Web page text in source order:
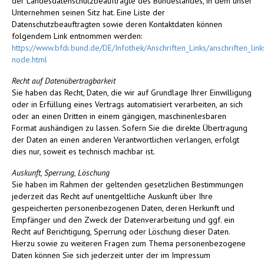
Unternehmen seinen Sitz hat. Eine Liste der
Datenschutzbeauftragten sowie deren Kontaktdaten können
folgendem Link entnommen werden:
https://www.bfdi.bund.de/DE/Infothek/Anschriften_Links/
node.html
Recht auf Datenübertragbarkeit
Sie haben das Recht, Daten, die wir auf Grundlage Ihrer Einwilligung
oder in Erfüllung eines Vertrags automatisiert verarbeiten, an sich
oder an einen Dritten in einem gängigen, maschinenlesbaren
Format aushändigen zu lassen. Sofern Sie die direkte Übertragung
der Daten an einen anderen Verantwortlichen verlangen, erfolgt
dies nur, soweit es technisch machbar ist.
Auskunft, Sperrung, Löschung
Sie haben im Rahmen der geltenden gesetzlichen Bestimmungen
jederzeit das Recht auf unentgeltliche Auskunft über Ihre
gespeicherten personenbezogenen Daten, deren Herkunft und
Empfänger und den Zweck der Datenverarbeitung und ggf. ein
Recht auf Berichtigung, Sperrung oder Löschung dieser Daten.
Hierzu sowie zu weiteren Fragen zum Thema personenbezogene
Daten können Sie sich jederzeit unter der im Impressum